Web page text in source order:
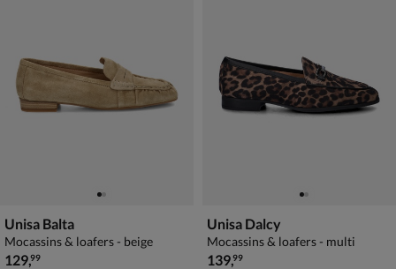
Unisa Balta
Mocassins & loafers - beige
€ 129,99
129,99
Unisa Dalcy
Mocassins & loafers - multi
€ 139,99
139,99